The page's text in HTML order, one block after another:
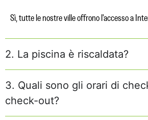
Sì, tutte le nostre ville offrono l'accesso a
2. La piscina è riscaldata?
3. Quali sono gli orari di
check-out?